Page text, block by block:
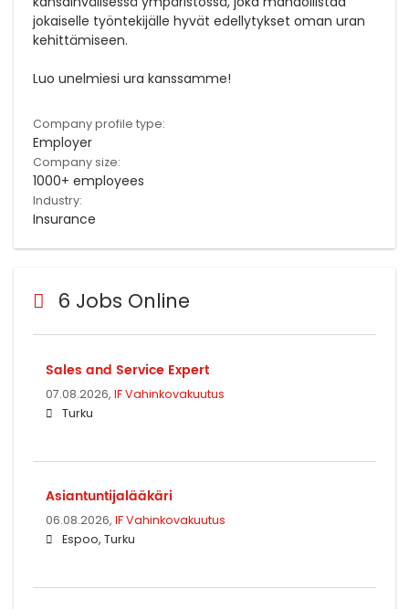
jokaiselle työntekijälle hyvät edellytykset oman uran
kehittämiseen.​
Luo unelmiesi ura kanssamme!
Company profile type:
Employer
Company size:
1000+ employees
Industry:
Insurance
6 Jobs Online
Sales and Service Expert
07.08.2026, IF Vahinkovakuutus
Turku
Asiantuntijalääkäri
06.08.2026, IF Vahinkovakuutus
Espoo, Turku